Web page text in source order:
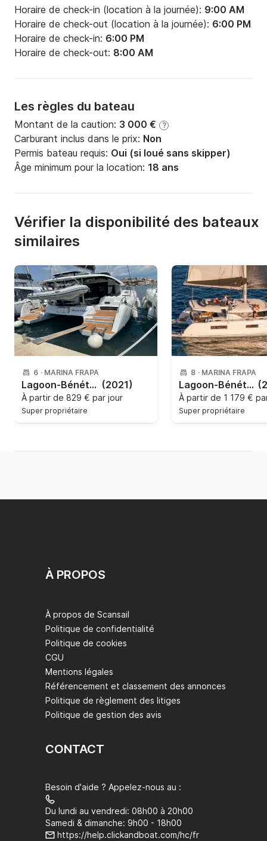
Horaire de check-in (location à la journée): 9:00 AM
Horaire de check-out (location à la journée): 6:00 PM
Horaire de check-in: 6:00 PM
Horaire de check-out: 8:00 AM
Les règles du bateau
Montant de la caution: 3 000 € ?
Carburant inclus dans le prix: Non
Permis bateau requis: Oui (si loué sans skipper)
Âge minimum pour la location: 18 ans
Vérifier la disponibilité des bateaux
similaires
6 · MARINA FRAPA
Lagoon-Bénéteau - Lagoon 42 - 3 + 1 cab. (2021)
À partir de 829 € par jour
Super propriétaire
8 · MARINA FRAPA
Lagoon-Bénéteau - Lagoon 46 OW - 3 + 2 cab.
À partir de 1 179 €
Super propriétaire
À PROPOS
À propos de Scansail
Politique de confidentialité
Politique de cookies
CGU
Mentions légales
Référencement et classement des annonces
Politique de règlement des litiges
Politique de gestion des avis
CONTACT
Besoin d'aide ? Appelez-nous au :
Du lundi au vendredi: 08h00 à 20h00
Samedi & dimanche: 9h00 - 18h00
https://help.clickandboat.com/hc/fr